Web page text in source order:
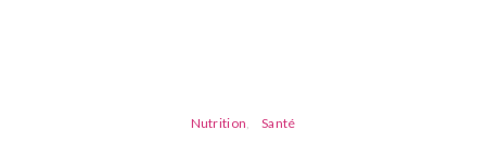
Nutrition Santé